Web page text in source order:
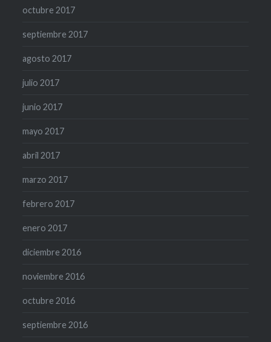
octubre 2017
septiembre 2017
agosto 2017
julio 2017
junio 2017
mayo 2017
abril 2017
marzo 2017
febrero 2017
enero 2017
diciembre 2016
noviembre 2016
octubre 2016
septiembre 2016